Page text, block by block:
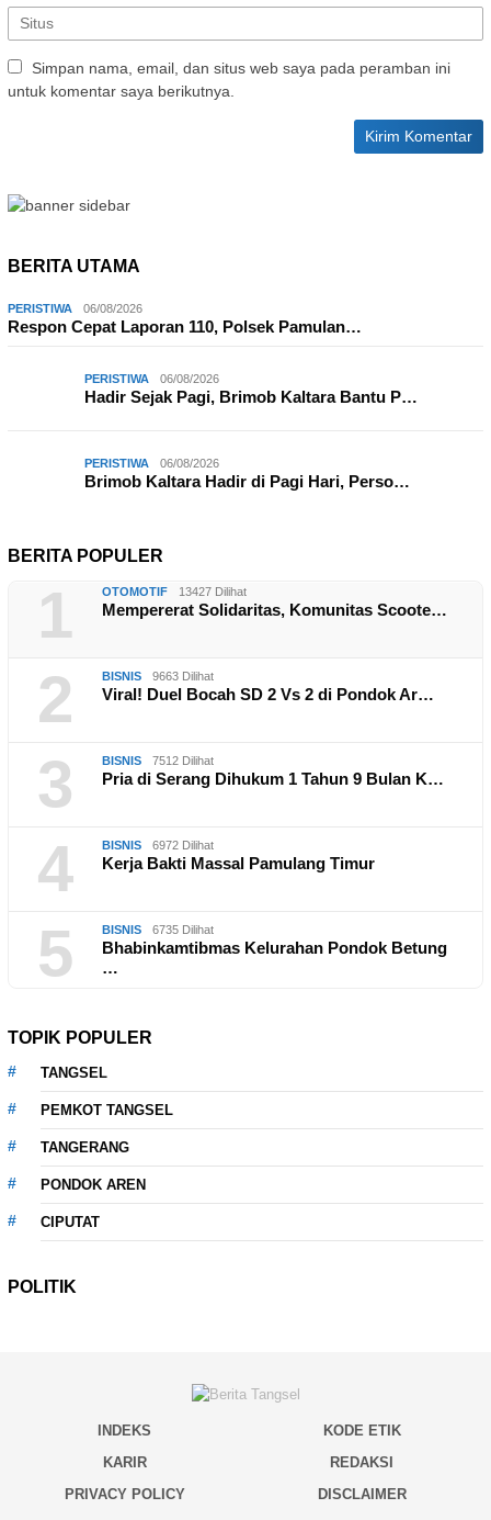
Simpan nama, email, dan situs web saya pada peramban ini
untuk komentar saya berikutnya.
BERITA UTAMA
PERISTIWA 06/08/2026
Respon Cepat Laporan 110, Polsek Pamulan…
PERISTIWA 06/08/2026
Hadir Sejak Pagi, Brimob Kaltara Bantu P…
PERISTIWA 06/08/2026
Brimob Kaltara Hadir di Pagi Hari, Perso…
BERITA POPULER
1 OTOMOTIF 13427 Dilihat
Mempererat Solidaritas, Komunitas Scoote…
2 BISNIS 9663 Dilihat
Viral! Duel Bocah SD 2 Vs 2 di Pondok Ar…
3 BISNIS 7512 Dilihat
Pria di Serang Dihukum 1 Tahun 9 Bulan K…
4 BISNIS 6972 Dilihat
Kerja Bakti Massal Pamulang Timur
5 BISNIS 6735 Dilihat
Bhabinkamtibmas Kelurahan Pondok Betung
…
TOPIK POPULER
TANGSEL
PEMKOT TANGSEL
TANGERANG
PONDOK AREN
CIPUTAT
POLITIK
INDEKS
KODE ETIK
KARIR
REDAKSI
PRIVACY POLICY
DISCLAIMER